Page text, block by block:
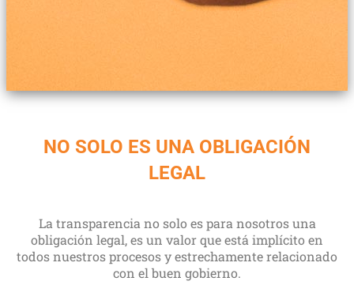
NO SOLO ES UNA OBLIGACIÓN
LEGAL
La transparencia no solo es para nosotros una
obligación legal, es un valor que está implícito en
todos nuestros procesos y estrechamente relacionado
con el buen gobierno.